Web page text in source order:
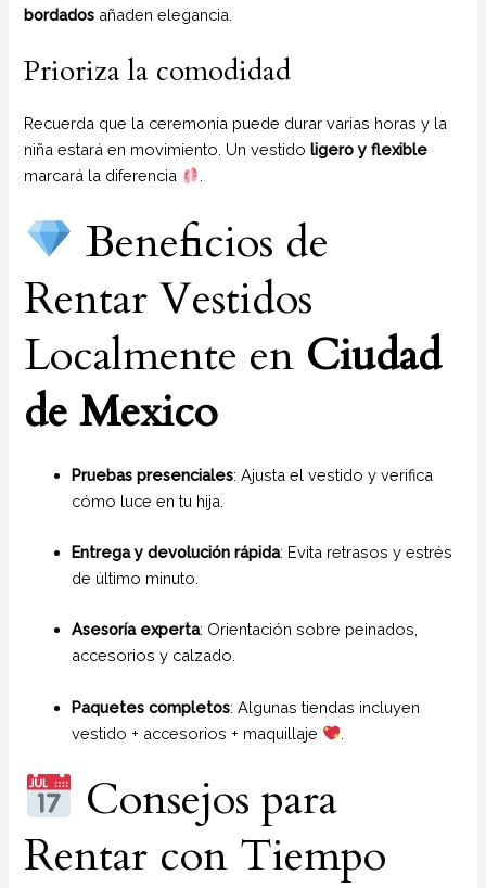
bordados añaden elegancia.
Prioriza la comodidad
Recuerda que la ceremonia puede durar varias horas y la
niña estará en movimiento. Un vestidoligero y flexible
marcará la diferencia
Beneficios de
Rentar Vestidos
Localmente en Ciudad
de Mexico
Pruebas presenciales: Ajusta el vestido y verifica
cómo luce en tu hija.
Entrega y devolución rápida: Evita retrasos y estrés
de último minuto.
Asesoría experta: Orientación sobre peinados,
accesorios y calzado.
Paquetes completos: Algunas tiendas incluyen
vestido + accesorios + maquillaje
Consejos para
Rentar con Tiempo